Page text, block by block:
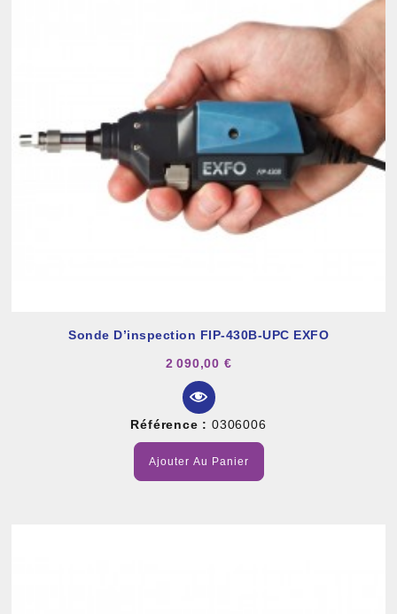
Sonde D’inspection FIP-430B-UPC EXFO
2 090,00 €
Référence : 0306006
Ajouter Au Panier